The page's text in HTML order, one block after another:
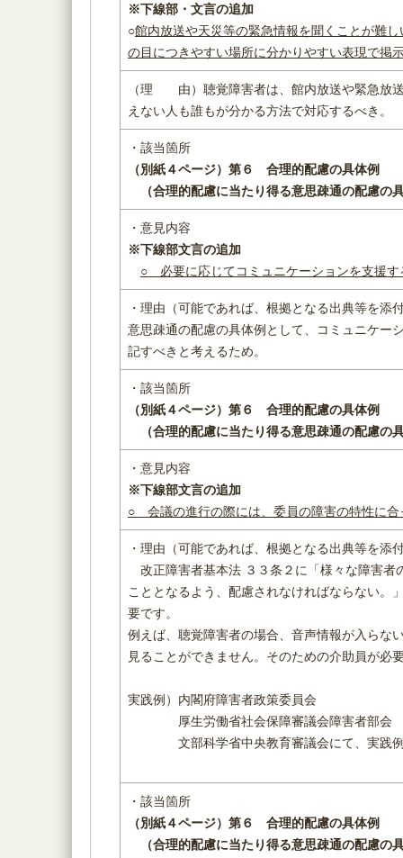
※下線部・文言の追加
○館内放送や天災等の緊急情報を聞くことが難
の目につきやすい場所に分かりやすい表現で掲
（理 由）聴覚障害者は、館内放送や緊急放
えない人も誰もが分かる方法で対応するべき。
・該当箇所
（別紙４ページ） 第６ 合理的配慮の具体例
（合理的配慮に当たり得る意思疎通の配慮の
・意見内容
※下線部文言の追加
○ 必要に応じてコミュニケーションを支援
・理由（可能であれば、根拠となる出典等を添
意思疎通の配慮の具体例として、コミュニケー
記すべきと考えるため。
・該当箇所
（別紙４ページ） 第６ 合理的配慮の具体例
（合理的配慮に当たり得る意思疎通の配慮の
・意見内容
※下線部文言の追加
○ 会議の進行の際には、委員の障害の特性に
・理由（可能であれば、根拠となる出典等を添
改正障害者基本法 ３３条２に「様々な障害
こととなるよう、配慮されなければならない。
要です。
例えば、聴覚障害者の場合、音声情報が入らな
見ることができません。そのための介助員が必
実践例）内閣府障害者政策委員会
厚生労働省社会保障審議会障害者部会
文部科学省中央教育審議会にて、実践例
・該当箇所
（別紙４ページ） 第６ 合理的配慮の具体例
（合理的配慮に当たり得る意思疎通の配慮の